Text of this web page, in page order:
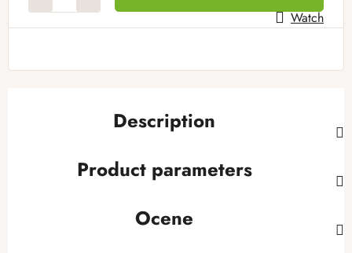
Watch
Description
Product parameters
Ocene